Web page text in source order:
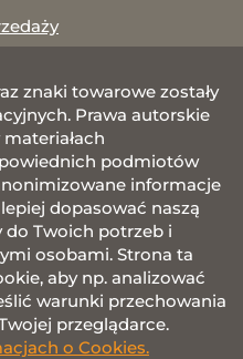
znaki towarowe zostały
Prawa autorskie
podmiotów
informacje
dopasować naszą
do Twoich potrzeb i
osobami. Strona ta
aby np. analizować
warunki przechowania
przeglądarce.
o Cookies.